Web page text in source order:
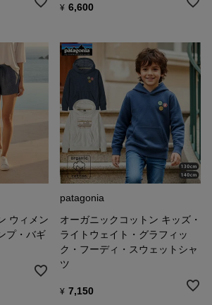
動
ニクルはパタゴニアの企業としてのあり方と
その目標は工業規模で社会的／環境的悪影
サプライチェーンに透明性を持たせることで
ゴニアのビジネスのなかで、こうした害を
排除することにより、他の企業もそれに追従
ます。
イクル方法
買い上げいただいた製品なら何でも、使い
能となったものならば回収します（送料は
ます）。
地にリサイクル（再生）し、その時点で素
のやまだ十分に使える状態の製品について
としての再利用など別の方法を探します。
¥ 6,600
ウィメン
プ・バギ
patagonia
オーガニックコットン キッズ・
ライトウェイト・グラフィッ
ク・フーディ・スウェットシャ
ツ
¥ 7,150